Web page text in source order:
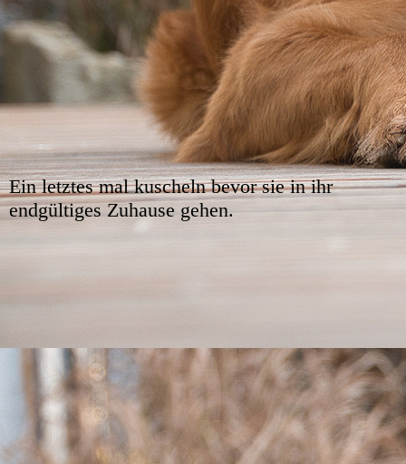
Ein letztes mal kuscheln bevor sie in ihr
endgültiges Zuhause gehen.